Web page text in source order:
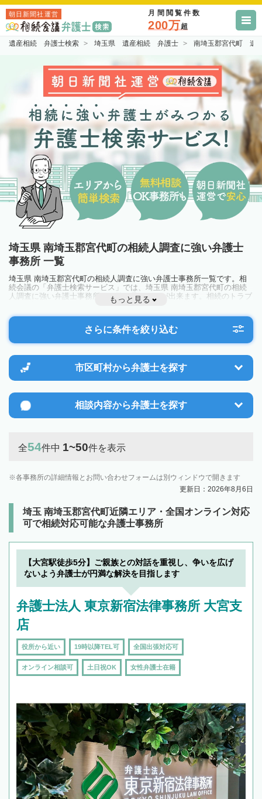
朝日新聞社運営 月間閲覧件数
200万超
遺産相続 弁護士検索 埼玉県 遺産相続 弁護士 南埼玉郡宮代町 遺
埼玉県 南埼玉郡宮代町の相続人調査に強い弁護士
事務所 一覧
埼玉県 南埼玉郡宮代町の相続人調査に強い弁護士事務所一覧です。相
続会議の「弁護士検索サービス」では、埼玉県 南埼玉郡宮代町の相続
人調査に強い弁護士事務所を一覧で見ることが出来ます。相続のトラブ
ルやお悩みを抱えている方は一度近隣の弁護士に相談してみましょう。
もっと見る
さらに条件を絞り込む
市区町村から弁護士を探す
相談内容から弁護士を探す
全54件中 1~50件を表示
各事務所の詳細情報とお問い合わせフォームは別ウィンドウで開きます
更新日：2026年8月6日
埼玉 南埼玉郡宮代町近隣エリア・全国オンライン対応
可で相続対応可能な弁護士事務所
【大宮駅徒歩5分】ご親族との対話を重視し、争いを広げ
ないよう弁護士が円満な解決を目指します
弁護士法人 東京新宿法律事務所 大宮支
店
役所から近い 19時以降TEL可 全国出張対応可
オンライン相談可 土日祝OK 女性弁護士在籍